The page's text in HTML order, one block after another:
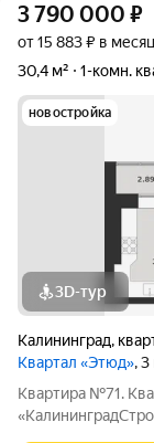
3 790 000 ₽
от 15 883 ₽ в месяц
30,4 м²
1-комн.
новостройка
3D-тур
Калининград,
Квартал «Этюд»,
Квартира №71.